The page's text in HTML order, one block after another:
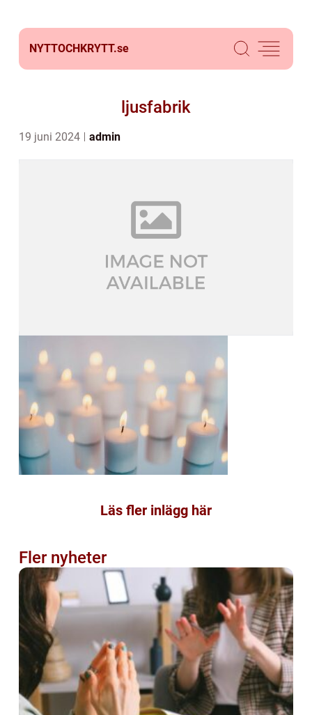
NYTTOCHKRYTT.se
ljusfabrik
19 juni 2024 admin
Läs fler inlägg här
Fler nyheter